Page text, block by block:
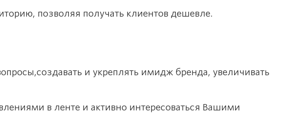
позволяя получать клиентов дешевле.
и укреплять имидж бренда, увеличивать
в ленте и активно интересоваться Вашими